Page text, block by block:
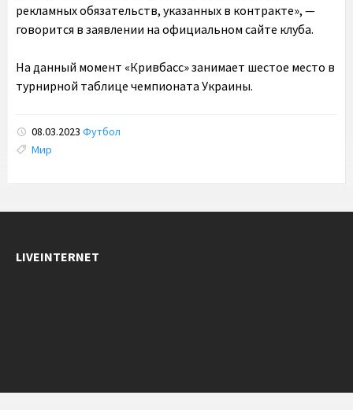
рекламных обязательств, указанных в контракте», —
говорится в заявлении на официальном сайте клуба.
На данный момент «Кривбасс» занимает шестое место в
турнирной таблице чемпионата Украины.
08.03.2023 Футбол
Tags:
Мир
LIVEINTERNET